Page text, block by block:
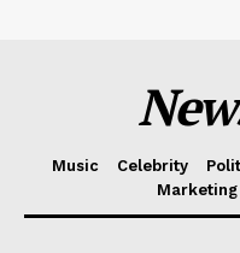
Music Celebrity
Marketing